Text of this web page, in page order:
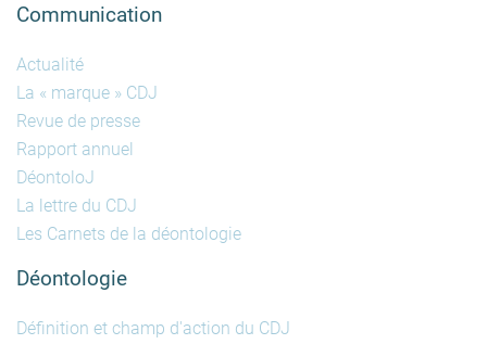
Communication
Actualité
La « marque » CDJ
Revue de presse
Rapport annuel
DéontoloJ
La lettre du CDJ
Les Carnets de la déontologie
Déontologie
Définition et champ d'action du CDJ